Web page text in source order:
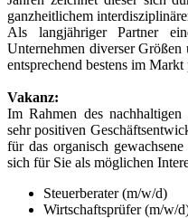
ganzheitlichem
Als langjähriger Partner
Unternehmen diverser
entsprechend bestens im
Vakanz:
Im Rahmen des nachhaltigen
sehr positiven
für das organisch
sich für Sie als möglichen
Steuerberater (m/w/d)
Wirtschaftsprüfer (m/w/